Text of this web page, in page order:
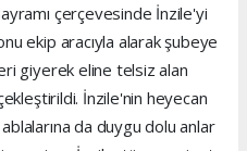
çerçevesinde İnzile'yi
ekip aracıyla alarak şubeye
giyerek eline telsiz alan
İnzile'nin heyecan
da duygu dolu anlar